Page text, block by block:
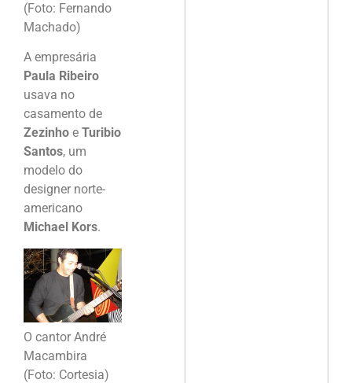
(Foto: Fernando
Machado)
A empresária
Paula Ribeiro
usava no
casamento de
Zezinho e Turibio
Santos, um
modelo do
designer norte-
americano
Michael Kors.
O cantor André
Macambira
(Foto: Cortesia)